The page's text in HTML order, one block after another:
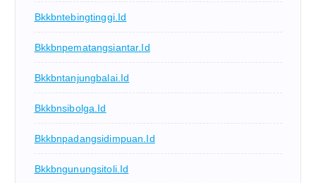
Bkkbntebingtinggi.id
Bkkbnpematangsiantar.id
Bkkbntanjungbalai.id
Bkkbnsibolga.id
Bkkbnpadangsidimpuan.id
Bkkbngunungsitoli.id